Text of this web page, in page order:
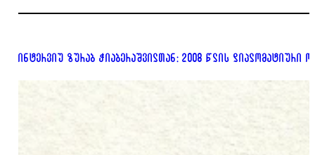
ინტერვიუ ზურაბ ჭიაბერაშვილთან: 2008 წლის დიპლომატიური